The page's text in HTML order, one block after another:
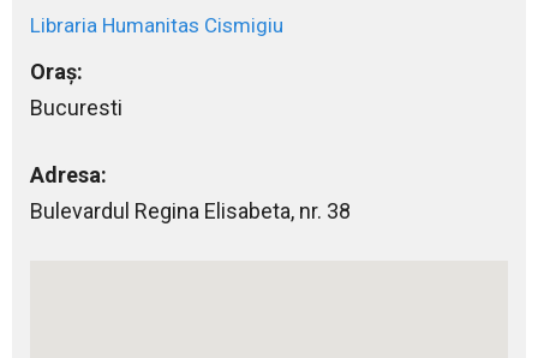
Libraria Humanitas Cismigiu
Oraș:
Bucuresti
Adresa:
Bulevardul Regina Elisabeta, nr. 38